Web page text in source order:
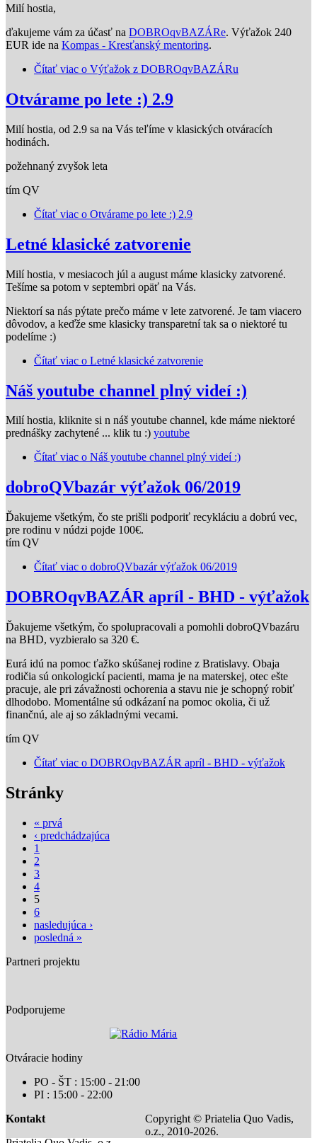
Milí hostia,
ďakujeme vám za účasť na DOBROqvBAZÁRe. Výťažok 240
EUR ide na Kompas - Kresťanský mentoring.
Čítať viac o Výťažok z DOBROqvBAZÁRu
Otvárame po lete :) 2.9
Milí hostia, od 2.9 sa na Vás teľíme v klasických otváracích
hodinách.
požehnaný zvyšok leta
tím QV
Čítať viac o Otvárame po lete :) 2.9
Letné klasické zatvorenie
Milí hostia, v mesiacoch júl a august máme klasicky zatvorené.
Tešíme sa potom v septembri opäť na Vás.
Niektorí sa nás pýtate prečo máme v lete zatvorené. Je tam viacero
dôvodov, a keďže sme klasicky transparetní tak sa o niektoré tu
podelíme :)
Čítať viac o Letné klasické zatvorenie
Náš youtube channel plný videí :)
Milí hostia, kliknite si n náš youtube channel, kde máme niektoré
prednášky zachytené ... klik tu :) youtube
Čítať viac o Náš youtube channel plný videí :)
dobroQVbazár výťažok 06/2019
Ďakujeme všetkým, čo ste prišli podporiť recykláciu a dobrú vec,
pre rodinu v núdzi pojde 100€.
tím QV
Čítať viac o dobroQVbazár výťažok 06/2019
DOBROqvBAZÁR apríl - BHD - výťažok
Ďakujeme všetkým, čo spolupracovali a pomohli dobroQVbazáru
na BHD, vyzbieralo sa 320 €.
Eurá idú na pomoc ťažko skúšanej rodine z Bratislavy. Obaja
rodičia sú onkologickí pacienti, mama je na materskej, otec ešte
pracuje, ale pri závažnosti ochorenia a stavu nie je schopný robiť
dlhodobo. Momentálne sú odkázaní na pomoc okolia, či už
finančnú, ale aj so základnými vecami.
tím QV
Čítať viac o DOBROqvBAZÁR apríl - BHD - výťažok
Stránky
« prvá
‹ predchádzajúca
1
2
3
4
5
6
nasledujúca ›
posledná »
Partneri projektu
Podporujeme
Otváracie hodiny
PO - ŠT : 15:00 - 21:00
PI : 15:00 - 22:00
Kontakt
Copyright © Priatelia Quo Vadis,
o.z., 2010-2026.